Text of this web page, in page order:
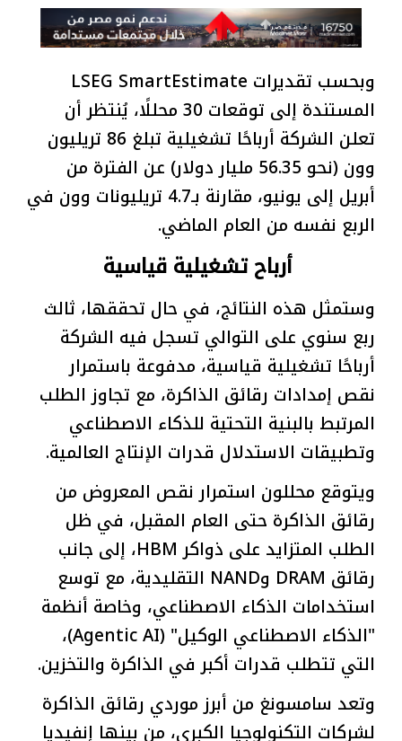
وبحسب تقديرات LSEG SmartEstimate
المستندة إلى توقعات 30 محللًا، يُنتظر أن
تعلن الشركة أرباحًا تشغيلية تبلغ 86 تريليون
وون (نحو 56.35 مليار دولار) عن الفترة من
أبريل إلى يونيو، مقارنة بـ4.7 تريليونات وون في
الربع نفسه من العام الماضي.
أرباح تشغيلية قياسية
وستمثل هذه النتائج، في حال تحققها، ثالث
ربع سنوي على التوالي تسجل فيه الشركة
أرباحًا تشغيلية قياسية، مدفوعة باستمرار
نقص إمدادات رقائق الذاكرة، مع تجاوز الطلب
المرتبط بالبنية التحتية للذكاء الاصطناعي
وتطبيقات الاستدلال قدرات الإنتاج العالمية.
ويتوقع محللون استمرار نقص المعروض من
رقائق الذاكرة حتى العام المقبل، في ظل
الطلب المتزايد على ذواكر HBM، إلى جانب
رقائق DRAM وNAND التقليدية، مع توسع
استخدامات الذكاء الاصطناعي، وخاصة أنظمة
"الذكاء الاصطناعي الوكيل" (Agentic AI)،
التي تتطلب قدرات أكبر في الذاكرة والتخزين.
وتعد سامسونغ من أبرز موردي رقائق الذاكرة
لشركات التكنولوجيا الكبرى، من بينها إنفيديا